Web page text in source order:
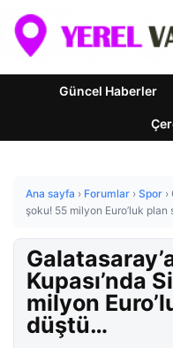
Güncel Haberler
Ana sayfa › Forumlar › Spor ›
şoku! 55 milyon Euro’luk
Kupası’nda
milyon
düştü…